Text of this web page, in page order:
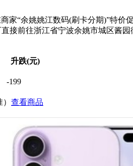
家“余姚姚江数码(刷卡分期)”特价
接前往浙江省宁波余姚市城区酱
升跌(元)
-199
查看商品